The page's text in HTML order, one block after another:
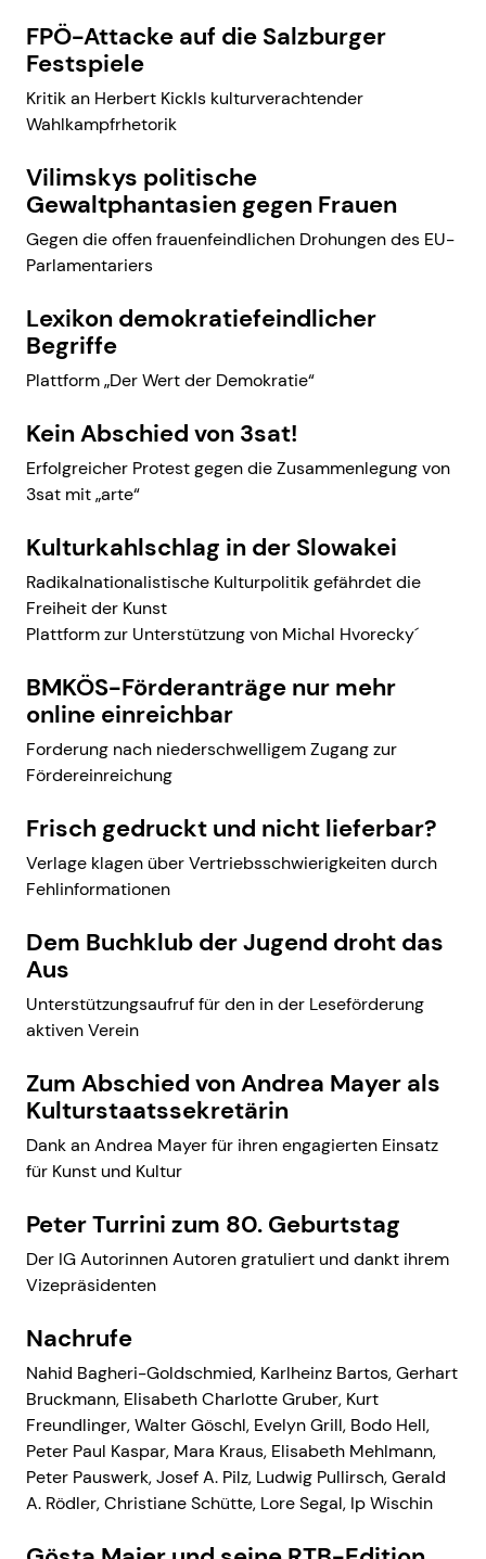
FPÖ-Attacke auf die Salzburger
Festspiele
Kritik an Herbert Kickls kulturverachtender
Wahlkampfrhetorik
Vilimskys politische
Gewaltphantasien gegen Frauen
Gegen die offen frauenfeindlichen Drohungen des EU-
Parlamentariers
Lexikon demokratiefeindlicher
Begriffe
Plattform „Der Wert der Demokratie“
Kein Abschied von 3sat!
Erfolgreicher Protest gegen die Zusammenlegung von
3sat mit „arte“
Kulturkahlschlag in der Slowakei
Radikalnationalistische Kulturpolitik gefährdet die
Freiheit der Kunst
Plattform zur Unterstützung von Michal Hvorecky´
BMKÖS-Förderanträge nur mehr
online einreichbar
Forderung nach niederschwelligem Zugang zur
Fördereinreichung
Frisch gedruckt und nicht lieferbar?
Verlage klagen über Vertriebsschwierigkeiten durch
Fehlinformationen
Dem Buchklub der Jugend droht das
Aus
Unterstützungsaufruf für den in der Leseförderung
aktiven Verein
Zum Abschied von Andrea Mayer als
Kulturstaatssekretärin
Dank an Andrea Mayer für ihren engagierten Einsatz
für Kunst und Kultur
Peter Turrini zum 80. Geburtstag
Der IG Autorinnen Autoren gratuliert und dankt ihrem
Vizepräsidenten
Nachrufe
Nahid Bagheri-Goldschmied, Karlheinz Bartos, Gerhart
Bruckmann, Elisabeth Charlotte Gruber, Kurt
Freundlinger, Walter Göschl, Evelyn Grill, Bodo Hell,
Peter Paul Kaspar, Mara Kraus, Elisabeth Mehlmann,
Peter Pauswerk, Josef A. Pilz, Ludwig Pullirsch, Gerald
A. Rödler, Christiane Schütte, Lore Segal, Ip Wischin